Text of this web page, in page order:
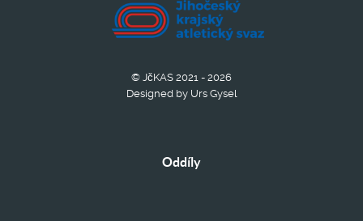
© JčKAS 2021 - 2026
Designed by Urs Gysel
Oddíly